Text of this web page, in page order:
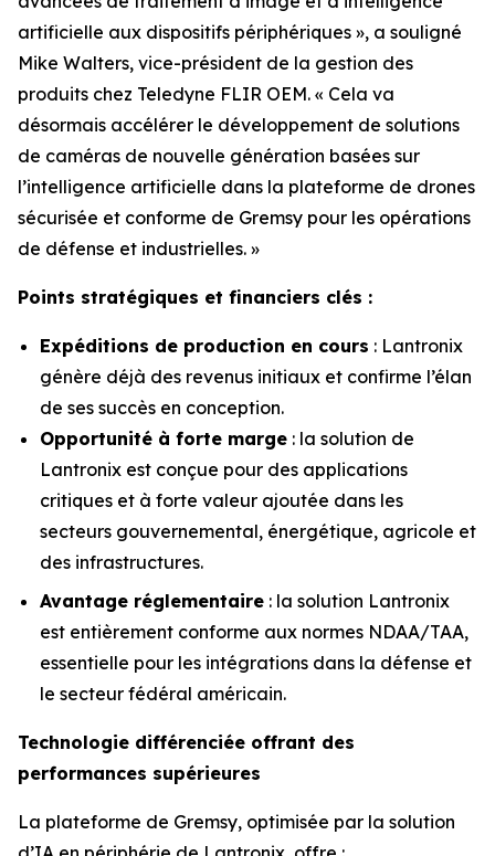
artificielle aux dispositifs périphériques », a souligné
Mike Walters, vice-président de la gestion des
produits chez Teledyne FLIR OEM. « Cela va
désormais accélérer le développement de solutions
de caméras de nouvelle génération basées sur
l’intelligence artificielle dans la plateforme de drones
sécurisée et conforme de Gremsy pour les opérations
de défense et industrielles. »
Points stratégiques et financiers clés :
Expéditions de production en cours : Lantronix
génère déjà des revenus initiaux et confirme l’élan
de ses succès en conception.
Opportunité à forte marge : la solution de
Lantronix est conçue pour des applications
critiques et à forte valeur ajoutée dans les
secteurs gouvernemental, énergétique, agricole et
des infrastructures.
Avantage réglementaire : la solution Lantronix
est entièrement conforme aux normes NDAA/TAA,
essentielle pour les intégrations dans la défense et
le secteur fédéral américain.
Technologie différenciée offrant des
performances supérieures
La plateforme de Gremsy, optimisée par la solution